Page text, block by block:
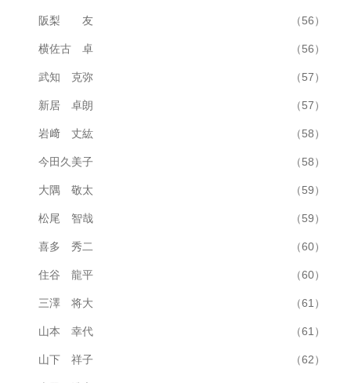
阪梨 友 （56）
横佐古 卓 （56）
武知 克弥 （57）
新居 卓朗 （57）
岩﨑 丈紘 （58）
今田久美子 （58）
大隅 敬太 （59）
松尾 智哉 （59）
喜多 秀二 （60）
住谷 龍平 （60）
三澤 将大 （61）
山本 幸代 （61）
山下 祥子 （62）